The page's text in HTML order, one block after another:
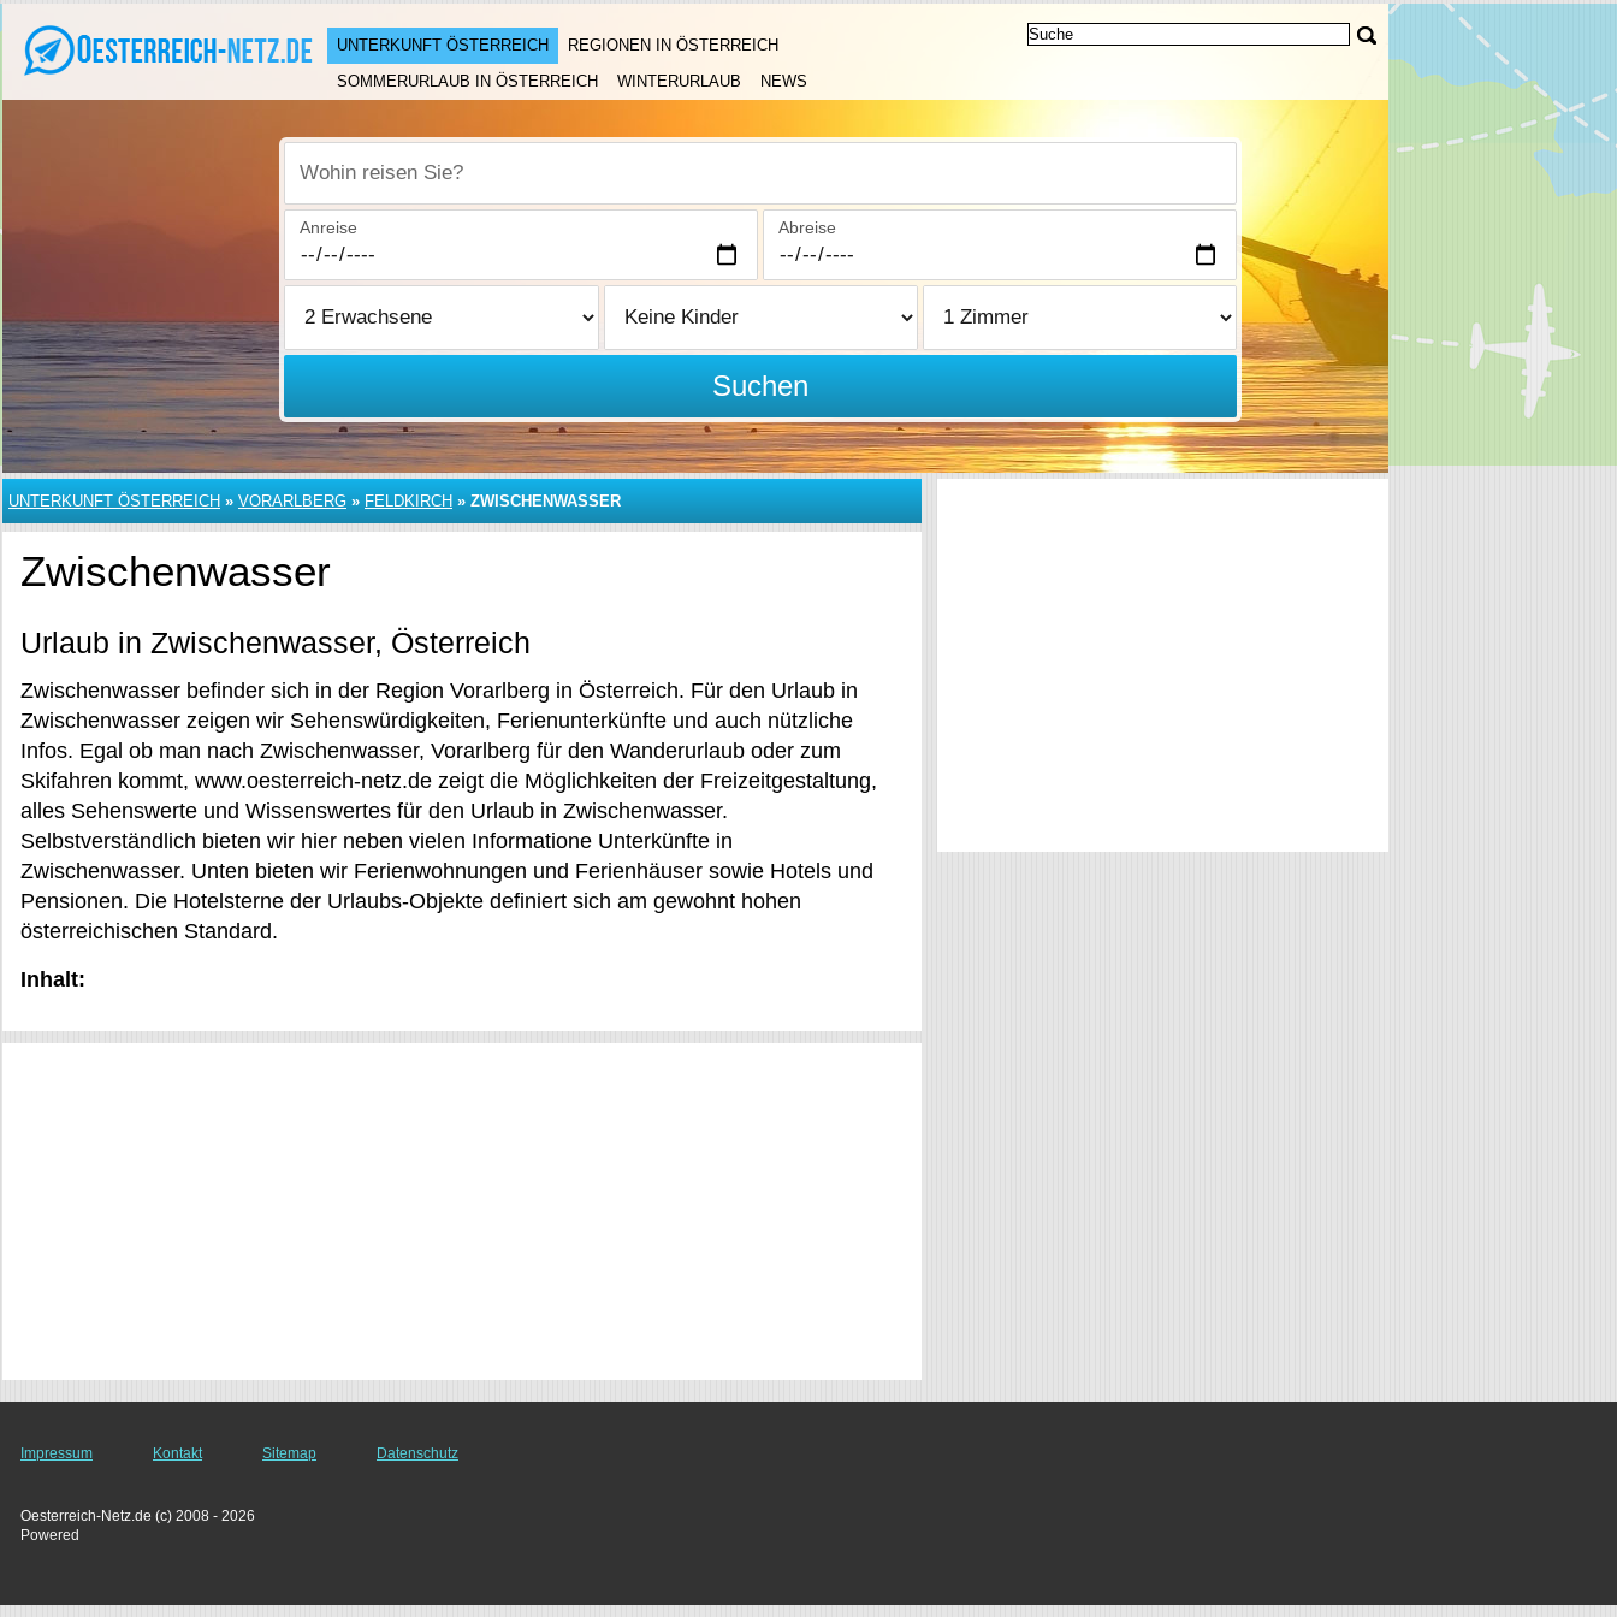
UNTERKUNFT ÖSTERREICH
REGIONEN IN ÖSTERREICH
SOMMERURLAUB IN ÖSTERREICH
WINTERURLAUB NEWS
Wohin reisen Sie?
Anreise Abreise
Suchen
UNTERKUNFT ÖSTERREICH » VORARLBERG » FELDKIRCH » ZWISCHENWASSER
Zwischenwasser
Urlaub in Zwischenwasser, Österreich
Zwischenwasser befinder sich in der Region Vorarlberg in Österreich. Für den Urlaub in
Zwischenwasser zeigen wir Sehenswürdigkeiten, Ferienunterkünfte und auch nützliche
Infos. Egal ob man nach Zwischenwasser, Vorarlberg für den Wanderurlaub oder zum
Skifahren kommt, www.oesterreich-netz.de zeigt die Möglichkeiten der Freizeitgestaltung,
alles Sehenswerte und Wissenswertes für den Urlaub in Zwischenwasser.
Selbstverständlich bieten wir hier neben vielen Informatione Unterkünfte in
Zwischenwasser. Unten bieten wir Ferienwohnungen und Ferienhäuser sowie Hotels und
Pensionen. Die Hotelsterne der Urlaubs-Objekte definiert sich am gewohnt hohen
österreichischen Standard.
Inhalt:
Impressum Kontakt Sitemap Datenschutz
Oesterreich-Netz.de (c) 2008 - 2026
Powered